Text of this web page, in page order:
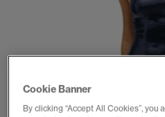
Cookie Banner
By clicking “Accept All Cookies”,